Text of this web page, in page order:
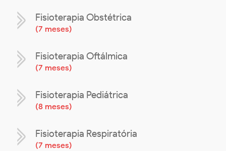
Fisioterapia Obstétrica
(7 meses)
Fisioterapia Oftálmica
(7 meses)
Fisioterapia Pediátrica
(8 meses)
Fisioterapia Respiratória
(7 meses)